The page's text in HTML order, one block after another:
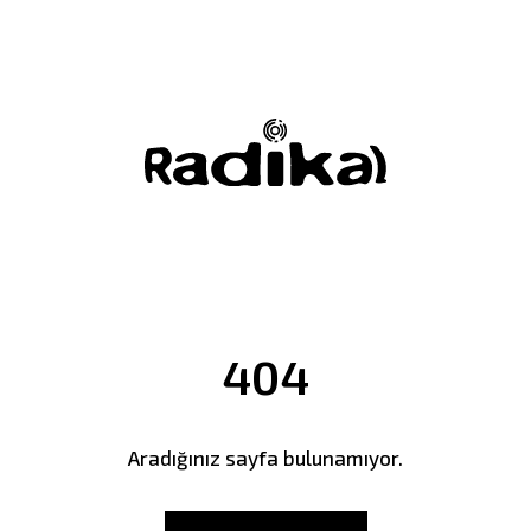
404
Aradığınız sayfa bulunamıyor.